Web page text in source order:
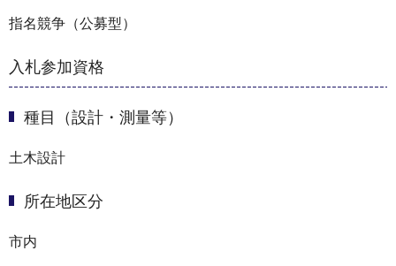
指名競争（公募型）
入札参加資格
種目（設計・測量等）
土木設計
所在地区分
市内